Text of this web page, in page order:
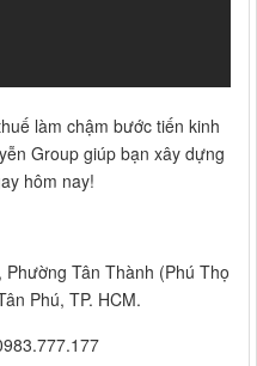
làm chậm bước tiến kinh
Group giúp bạn xây dựng
hôm nay!
Phường Tân Thành (Phú Thọ
Phú, TP. HCM.